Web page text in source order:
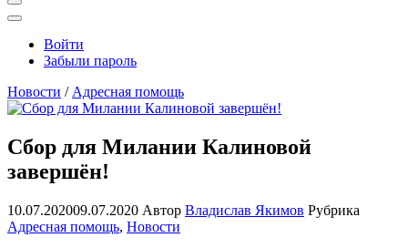
Открыть
поиск
Профиль
Войти
Забыли пароль
Новости / Адресная помощь
Сбор для Милании Калиновой
завершён!
10.07.202009.07.2020 Автор Владислав Якимов Рубрика
Адресная помощь, Новости